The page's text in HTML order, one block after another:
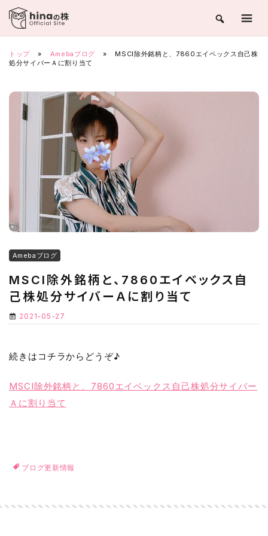
Skip
content
トップ » Amebaブログ »
MSCI除外銘柄と、7860エイベックス自己株
処分サイバーＡに割り当て
Amebaブログ
MSCI除外銘柄と、7860エイベックス自
己株処分サイバーＡに割り当て
2021-05-27
続きはコチラからどうぞ♪
MSCI除外銘柄と、7860エイベックス自己株処分サイバー
Ａに割り当て
ブログ更新情報